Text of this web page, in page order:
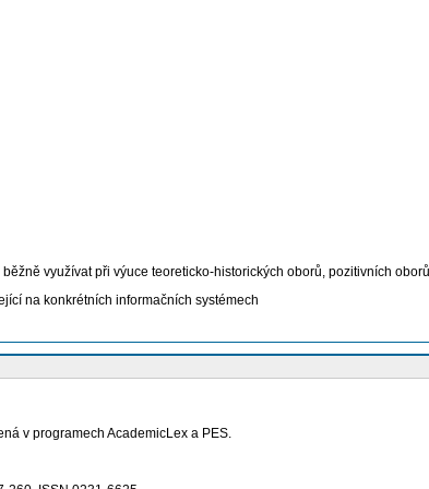
využívat při výuce teoreticko-historických oborů, pozitivních
na konkrétních informačních systémech
v programech AcademicLex a PES.